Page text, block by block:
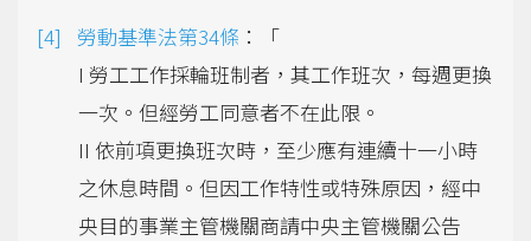
勞動基準法第34條 ：「
I 勞工工作採輪班制者，其工作班次，每週更換
一次。但經勞工同意者不在此限。
II 依前項更換班次時，至少應有連續十一小時
之休息時間。但因工作特性或特殊原因，經中
央目的事業主管機關商請中央主管機關公告